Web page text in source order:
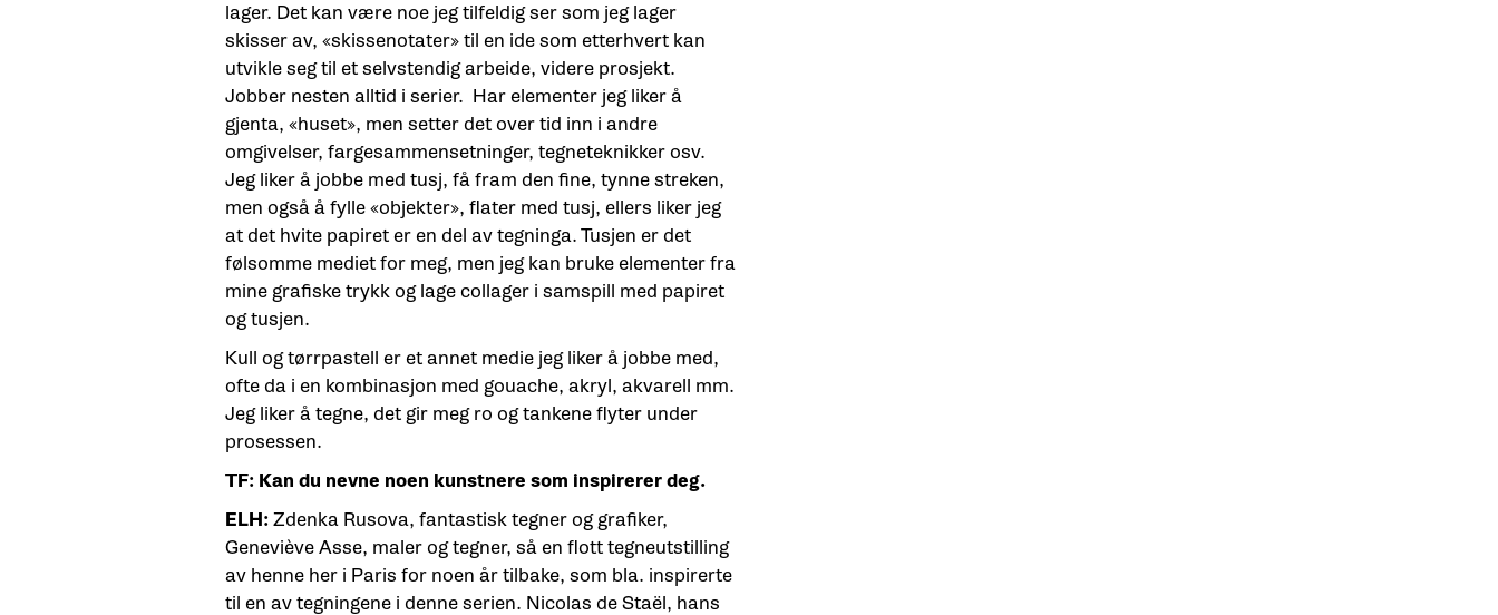
lager. Det kan være noe jeg tilfeldig ser som jeg lager
skisser av, «skissenotater» til en ide som etterhvert kan
utvikle seg til et selvstendig arbeide, videre prosjekt.
Jobber nesten alltid i serier. Har elementer jeg liker å
gjenta, «huset», men setter det over tid inn i andre
omgivelser, fargesammensetninger, tegneteknikker osv.
Jeg liker å jobbe med tusj, få fram den fine, tynne streken,
men også å fylle «objekter», flater med tusj, ellers liker jeg
at det hvite papiret er en del av tegninga. Tusjen er det
følsomme mediet for meg, men jeg kan bruke elementer fra
mine grafiske trykk og lage collager i samspill med papiret
og tusjen.
Kull og tørrpastell er et annet medie jeg liker å jobbe med,
ofte da i en kombinasjon med gouache, akryl, akvarell mm.
Jeg liker å tegne, det gir meg ro og tankene flyter under
prosessen.
TF: Kan du nevne noen kunstnere som inspirerer deg.
ELH:Zdenka Rusova, fantastisk tegner og grafiker,
Geneviève Asse, maler og tegner, så en flott tegneutstilling
av henne her i Paris for noen år tilbake, som bla. inspirerte
til en av tegningene i denne serien. Nicolas de Staël, hans